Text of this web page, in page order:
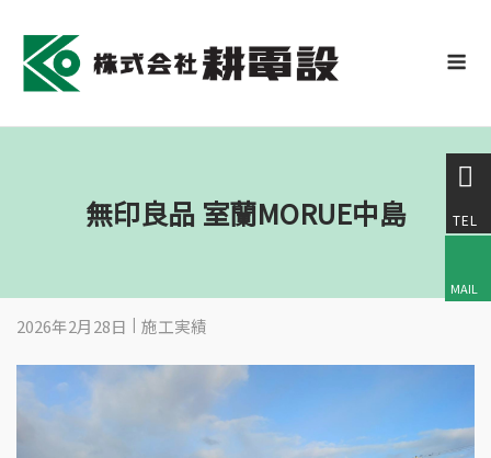
content
無印良品 室蘭MORUE中島
2026年2月28日 施工実績